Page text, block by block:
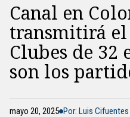
Canal en
transmitirá
Clubes de 32
son los
mayo 20, 2025 Por: Luis Cifuentes